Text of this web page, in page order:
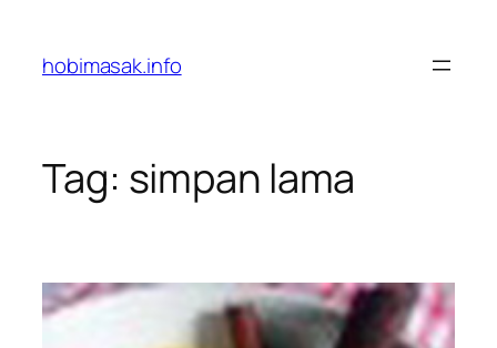
content
hobimasak.info
Tag: simpan lama